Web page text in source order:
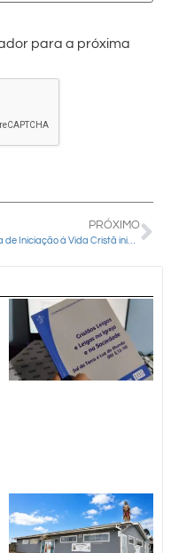
para a próxima
PRÓXIMO
Escola de Iniciação à Vida Cristã inicia atividades no Decanato Laranjeiras